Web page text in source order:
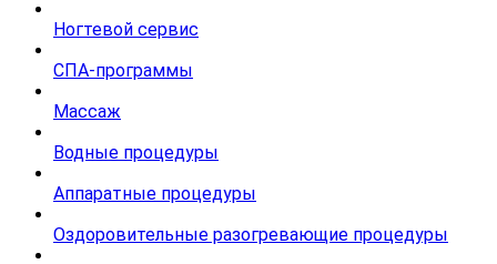
Ногтевой сервис
СПА-программы
Массаж
Водные процедуры
Аппаратные процедуры
Оздоровительные разогревающие процедуры